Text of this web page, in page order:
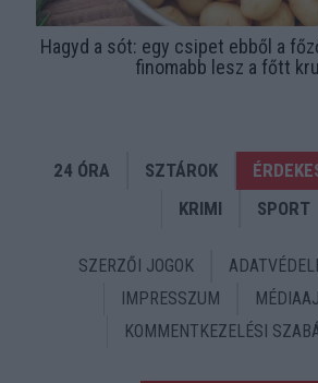
Hagyd a sót: egy csipet ebből a
finomabb lesz a főtt
24 ÓRA SZTÁROK
KRIMI
SPORT
SZERZŐI JOGOK
IMPRESSZUM
KOMMENTKEZELÉSI